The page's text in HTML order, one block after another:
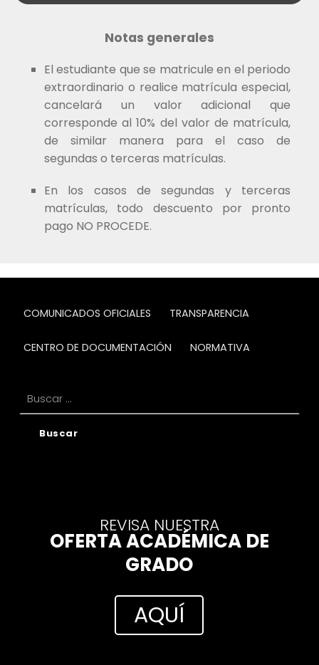
Notas generales
El estudiante que se matricule en el periodo
extraordinario o realice matrícula especial,
cancelará un valor adicional que
corresponde al 10% del valor de matrícula,
de similar manera para el caso de
segundas o terceras matrículas.
En los casos de segundas y terceras
matrículas, todo descuento por pronto
pago NO PROCEDE.
COMUNICADOS OFICIALES TRANSPARENCIA
CENTRO DE DOCUMENTACIÓN NORMATIVA
REVISA NUESTRA
OFERTA ACADÉMICA DE
GRADO
AQUÍ